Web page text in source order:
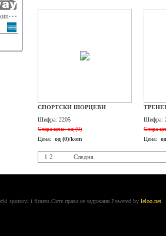
СПОРТСКИ ШОРЦЕВИ
Шифра: 2205
Стара цена: од (0)
Цена:
од (0)/kom
Шифра:
Стара
Цена:
1 2 Следна
sportovi i fitness.Сите права се задржани Powered by leloo.net